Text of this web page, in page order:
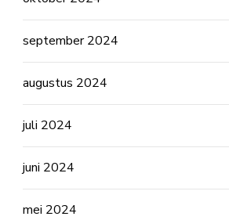
september 2024
augustus 2024
juli 2024
juni 2024
mei 2024